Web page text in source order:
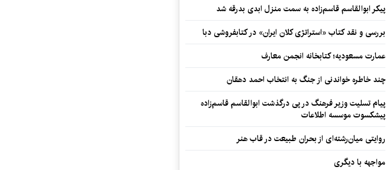
پیکر ابوالقاسم قاسم‌زاده به سمت منزل ابدی بدرقه شد
بررسی و نقد کتاب «استراتژی کلان ایران» در کتابفروشی دبا
عمارت مسعودیه؛ کتابخانه انجمن معارف
چند خاطره خواندنی از جنگ به انتخاب احمد دهقان
پیام تسلیت وزیر فرهنگ در پی درگذشت ابوالقاسم قاسم‌زاده
پیشکسوت موسسه اطلاعات
روایتی میان‌رشته‌ای از بحران طبیعت در قاب هنر
مواجهه با دیگری